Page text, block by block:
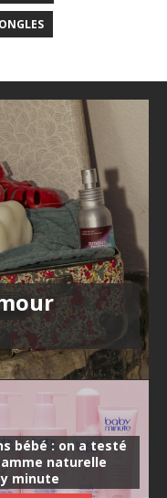
bébé : on a testé
naturelle
minute